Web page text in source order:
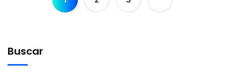
Buscar